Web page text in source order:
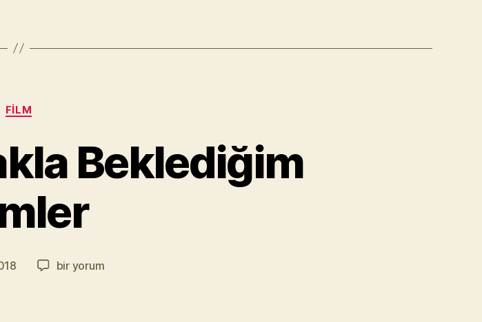
Kategoriler
FILM
Beklediğim
Yazının
yazarı
z
a
M
a 2018’de
bir yorum